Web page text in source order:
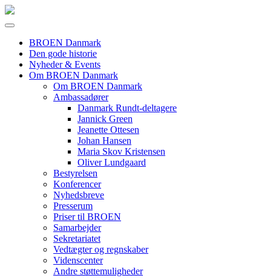
BROEN Danmark
Den gode historie
Nyheder & Events
Om BROEN Danmark
Om BROEN Danmark
Ambassadører
Danmark Rundt-deltagere
Jannick Green
Jeanette Ottesen
Johan Hansen
Maria Skov Kristensen
Oliver Lundgaard
Bestyrelsen
Konferencer
Nyhedsbreve
Presserum
Priser til BROEN
Samarbejder
Sekretariatet
Vedtægter og regnskaber
Videnscenter
Andre støttemuligheder